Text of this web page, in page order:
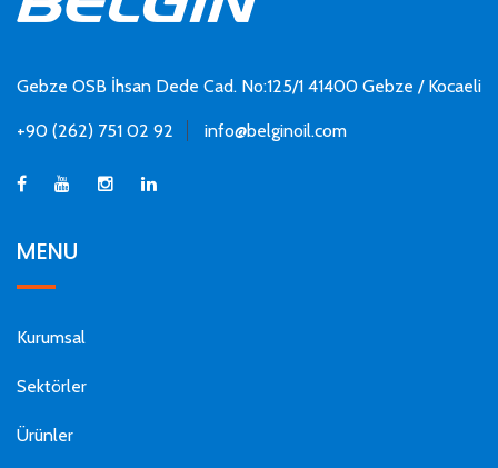
Gebze OSB İhsan Dede Cad. No:125/1 41400 Gebze / Kocaeli
+90 (262) 751 02 92 info@belginoil.com
MENU
Kurumsal
Sektörler
Ürünler